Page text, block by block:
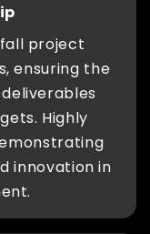
project
ensuring the
Highly
innovation in